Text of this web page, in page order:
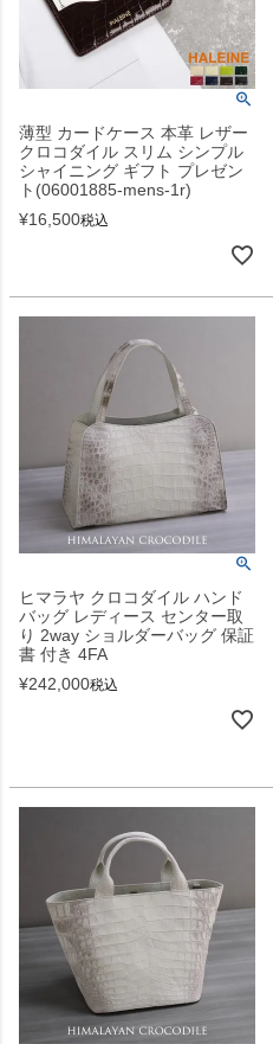
薄型 カードケース 本革 レザー
クロコダイル スリム シンプル
シャイニング ギフト プレゼン
ト(06001885-mens-1r)
¥16,500税込
ヒマラヤ クロコダイル ハンド
バッグ レディース センター取
り 2way ショルダーバッグ 保証
書 付き 4FA
¥242,000税込